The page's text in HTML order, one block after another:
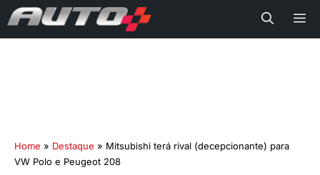
Home » Destaque » Mitsubishi terá rival (decepcionante) para
VW Polo e Peugeot 208